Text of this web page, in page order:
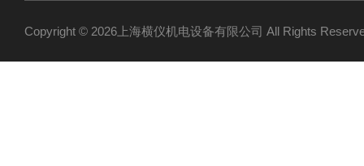
Copyright © 2026上海横仪机电设备有限公司 All Rights